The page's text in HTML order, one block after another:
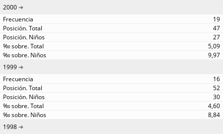
2000
19
47
27
5,09
9,97
1999
16
52
30
4,60
8,84
1998